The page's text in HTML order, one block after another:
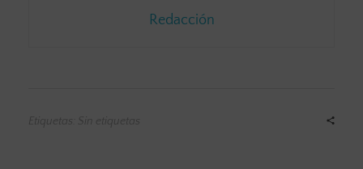
Redacción
Etiquetas: Sin etiquetas